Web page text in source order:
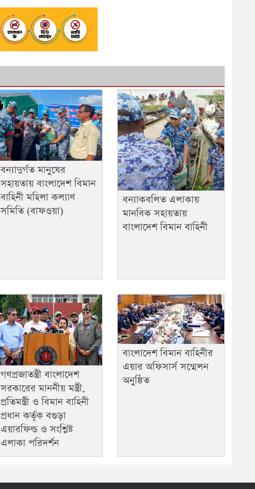
বন্যাদুর্গত মানুষের
সহায়তায় বাংলাদেশ বিমান
বাহিনী মহিলা কল্যাণ
সমিতি (বাফওয়া)
বন্যাকবলিত এলাকায়
মানবিক সহায়তায়
বাংলাদেশ বিমান বাহিনী
গণপ্রজাতন্ত্রী বাংলাদেশ
সরকারের মাননীয় মন্ত্রী,
প্রতিমন্ত্রী ও বিমান বাহিনী
প্রধান কর্তৃক বগুড়া
এয়ারফিল্ড ও সংশ্লিষ্ট
এলাকা পরিদর্শন
বাংলাদেশ বিমান বাহিনীর
এয়ার অফিসার্স সম্মেলন
অনুষ্ঠিত